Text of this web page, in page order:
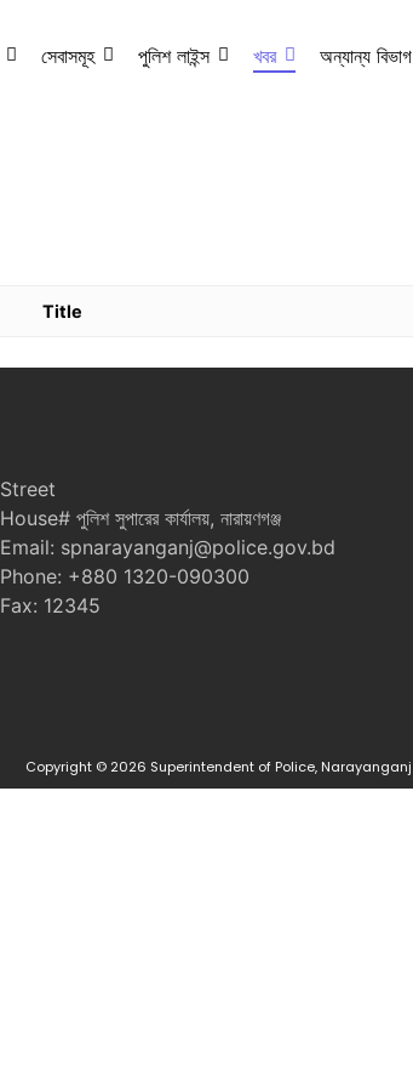
সেবাসমূহ পুলিশ লাইন্স খবর অন্যান্য বিভাগ
Title
Street
House# পুলিশ সুপারের কার্যালয়, নারায়ণগঞ্জ
Email: spnarayanganj@police.gov.bd
Phone: +880 1320-090300
Fax: 12345
Copyright © 2026 Superintendent of Police, Narayanganj